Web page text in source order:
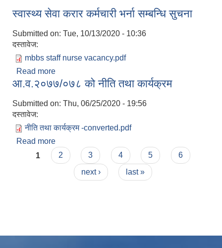
स्वास्थ्य सेवा करार कर्मचारी भर्ना सम्बन्धि सुचना
Submitted on: Tue, 10/13/2020 - 10:36
दस्तावेज:
mbbs staff nurse vacancy.pdf
Read more
आ.व.२०७७/०७८ को नीति तथा कार्यक्रम
Submitted on: Thu, 06/25/2020 - 19:56
दस्तावेज:
नीति तथा कार्यक्रम -converted.pdf
Read more
Pages
1 2 3 4 5
6
next ›
last »